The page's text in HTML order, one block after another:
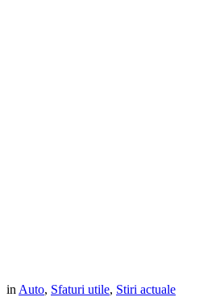
in Auto, Sfaturi utile, Stiri actuale